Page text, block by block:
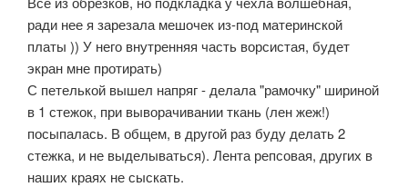
ради нее я зарезала мешочек из-под материнской
платы )) У него внутренняя часть ворсистая, будет
экран мне протирать)
С петелькой вышел напряг - делала "рамочку" шириной
в 1 стежок, при выворачивании ткань (лен жеж!)
посыпалась. В общем, в другой раз буду делать 2
стежка, и не выделываться). Лента репсовая, других в
наших краях не сыскать.